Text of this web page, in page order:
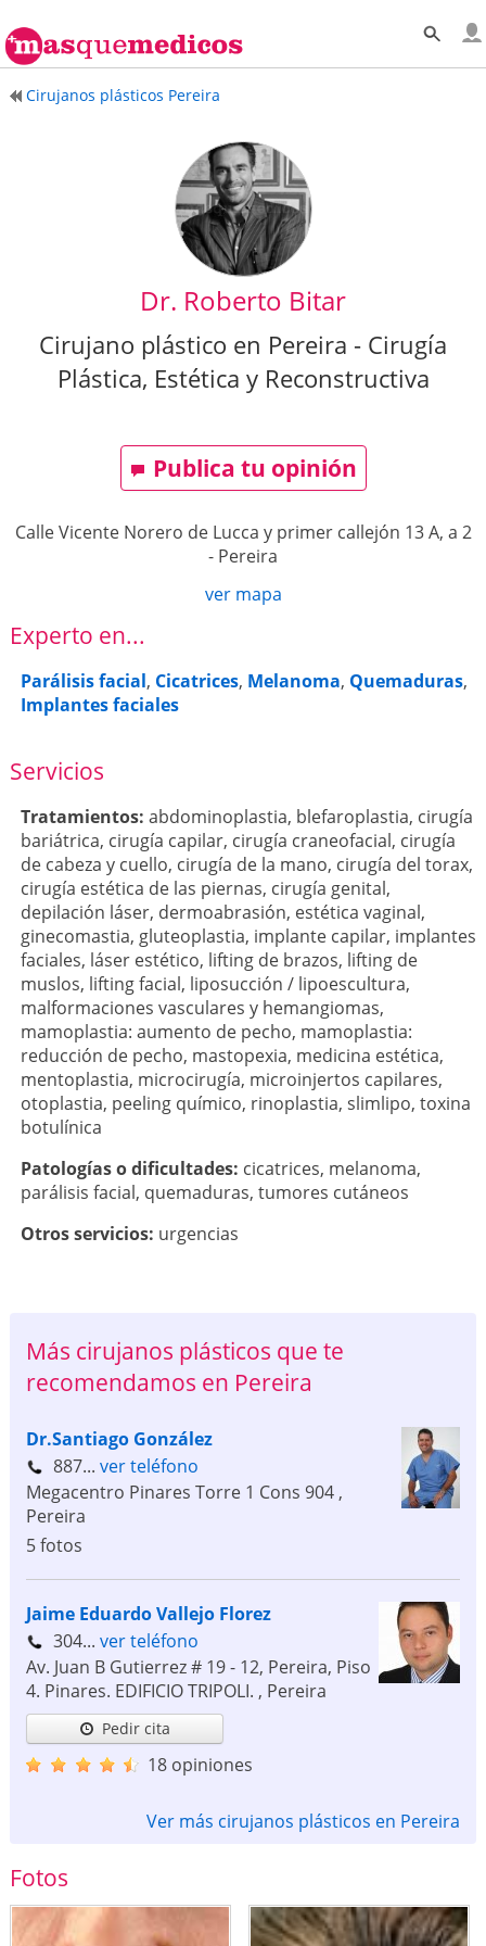
Cirujanos plásticos Pereira
Dr. Roberto Bitar
Cirujano plástico en Pereira - Cirugía
Plástica, Estética y Reconstructiva
Publica tu opinión
Calle Vicente Norero de Lucca y primer callejón 13 A, a 2
- Pereira
ver mapa
Experto en...
Parálisis facial, Cicatrices, Melanoma, Quemaduras,
Implantes faciales
Servicios
Tratamientos: abdominoplastia, blefaroplastia, cirugía
bariátrica, cirugía capilar, cirugía craneofacial, cirugía
de cabeza y cuello, cirugía de la mano, cirugía del torax,
cirugía estética de las piernas, cirugía genital,
depilación láser, dermoabrasión, estética vaginal,
ginecomastia, gluteoplastia, implante capilar, implantes
faciales, láser estético, lifting de brazos, lifting de
muslos, lifting facial, liposucción / lipoescultura,
malformaciones vasculares y hemangiomas,
mamoplastia: aumento de pecho, mamoplastia:
reducción de pecho, mastopexia, medicina estética,
mentoplastia, microcirugía, microinjertos capilares,
otoplastia, peeling químico, rinoplastia, slimlipo, toxina
botulínica
Patologí­as o dificultades: cicatrices, melanoma,
parálisis facial, quemaduras, tumores cutáneos
Otros servicios: urgencias
Más cirujanos plásticos que te
recomendamos en Pereira
Dr.Santiago González
887... ver teléfono
Megacentro Pinares Torre 1 Cons 904 ,
Pereira
5 fotos
Jaime Eduardo Vallejo Florez
304... ver teléfono
Av. Juan B Gutierrez # 19 - 12, Pereira, Piso
4. Pinares. EDIFICIO TRIPOLI. , Pereira
Pedir cita
18 opiniones
Ver más cirujanos plásticos en Pereira
Fotos